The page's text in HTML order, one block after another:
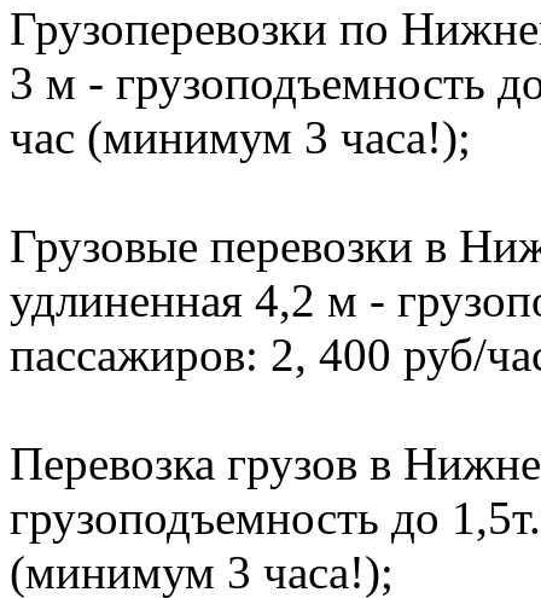
Грузоперевозки по
3 м - грузоподъемность
час (минимум 3 часа!);
Грузовые перевозки в
удлиненная 4,2 м -
пассажиров: 2, 400 руб/
Перевозка грузов в
грузоподъемность до
(минимум 3 часа!);